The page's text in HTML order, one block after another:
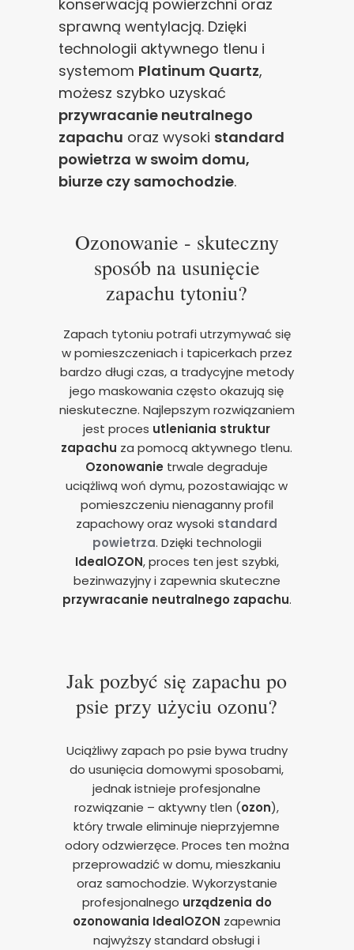
konserwacją powierzchni oraz
sprawną wentylacją. Dzięki
technologii aktywnego tlenu i
systemom Platinum Quartz,
możesz szybko uzyskać
przywracanie neutralnego
zapachu oraz wysoki standard
powietrza w swoim domu,
biurze czy samochodzie.
Ozonowanie - skuteczny
sposób na usunięcie
zapachu tytoniu?
Zapach tytoniu potrafi utrzymywać się
w pomieszczeniach i tapicerkach przez
bardzo długi czas, a tradycyjne metody
jego maskowania często okazują się
nieskuteczne. Najlepszym rozwiązaniem
jest proces utleniania struktur
zapachu za pomocą aktywnego tlenu.
Ozonowanie trwale degraduje
uciążliwą woń dymu, pozostawiając w
pomieszczeniu nienaganny profil
zapachowy oraz wysoki standard
powietrza. Dzięki technologii
IdealOZON, proces ten jest szybki,
bezinwazyjny i zapewnia skuteczne
przywracanie neutralnego zapachu.
Jak pozbyć się zapachu po
psie przy użyciu ozonu?
Uciążliwy zapach po psie bywa trudny
do usunięcia domowymi sposobami,
jednak istnieje profesjonalne
rozwiązanie – aktywny tlen (ozon),
który trwale eliminuje nieprzyjemne
odory odzwierzęce. Proces ten można
przeprowadzić w domu, mieszkaniu
oraz samochodzie. Wykorzystanie
profesjonalnego urządzenia do
ozonowania IdealOZON zapewnia
najwyższy standard obsługi i